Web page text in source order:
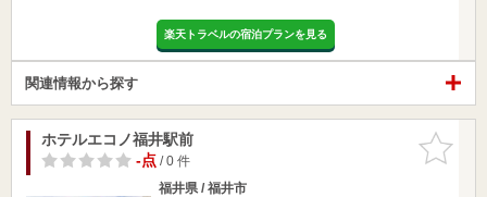
楽天トラベルの宿泊プランを見る
関連情報から探す
お気に入
りに追加
ホテルエコノ福井駅前
-点/ 0 件
福井県 / 福井市